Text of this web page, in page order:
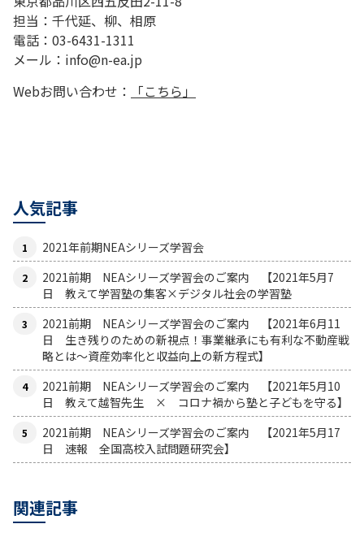
担当：千代延、柳、相原
電話：03-6431-1311
メール：info@n-ea.jp
Webお問い合わせ：
「こちら」
人気記事
2021年前期NEAシリーズ学習会
2021前期 NEAシリーズ学習会のご案内 【2021年5月7
日 教えて学習塾の集客×デジタル社会の学習塾
2021前期 NEAシリーズ学習会のご案内 【2021年6月11
日 生き残りのための新視点！事業継承にも有利な不動産戦
略とは〜資産効率化と収益向上の新方程式】
2021前期 NEAシリーズ学習会のご案内 【2021年5月10
日 教えて越智先生 × コロナ禍から塾と子どもを守る】
2021前期 NEAシリーズ学習会のご案内 【2021年5月17
日 速報 全国高校入試問題研究会】
関連記事